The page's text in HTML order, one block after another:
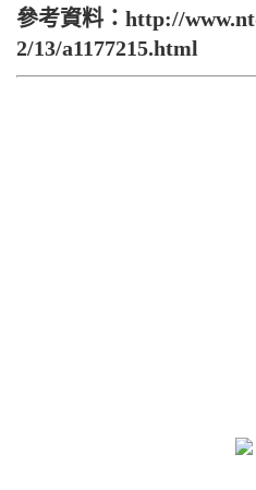
參考資料：http://
2/13/a1177215.html